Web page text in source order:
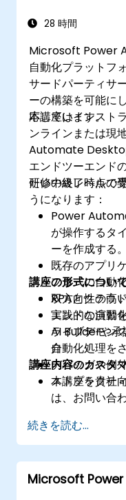
28 時間
Microsoft Power
自動化プラットフ
サードパーティサ
ーの構築を可能に
応しています。
本講座はインスト
ンラインまたは
Automate
エンドツーエンド
たい中級レベルの
研修の終了時点で
うになります：
Power
が操作するタ
ーを作成する。
既存のアプリ
フローの自動
RPAとクラウ
エンドの自動
AI Builderや承
自動化処理を
デバッグや例
ストプラクテ
講座の形式につい
双方向性の高
実践的な演習
ライブデモン
介
講座内容のカスタ
本講座を貴社
は、お問い合
続きを読む...
Microsoft